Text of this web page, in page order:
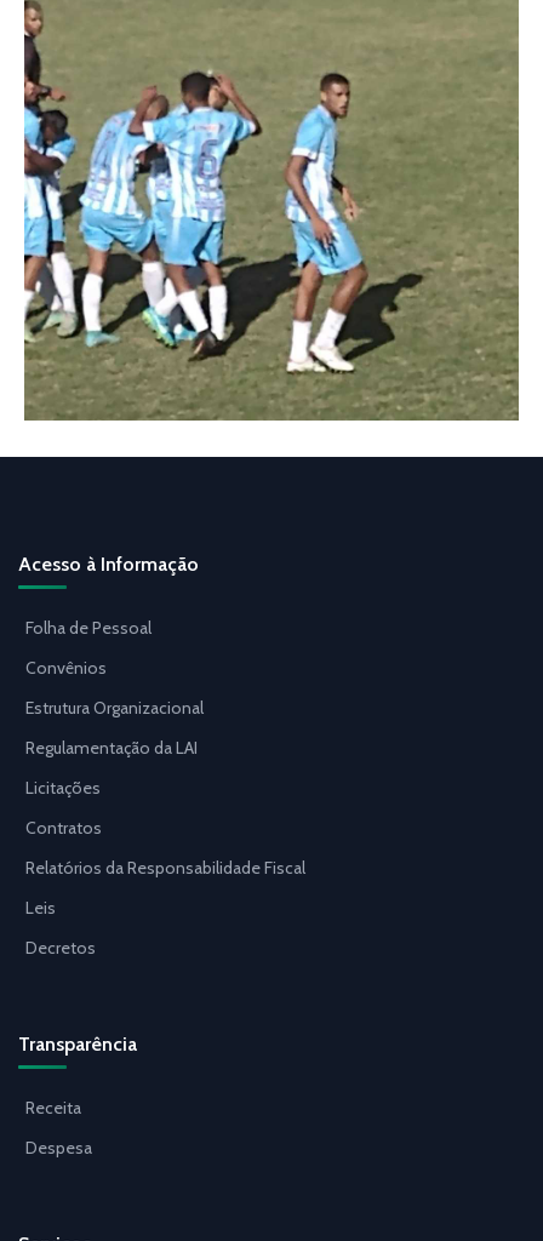
Acesso à Informação
Folha de Pessoal
Convênios
Estrutura Organizacional
Regulamentação da LAI
Licitações
Contratos
Relatórios da Responsabilidade Fiscal
Leis
Decretos
Transparência
Receita
Despesa